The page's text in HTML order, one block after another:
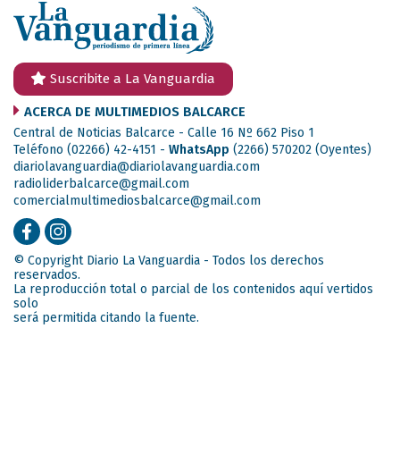
Suscribite a La Vanguardia
ACERCA DE MULTIMEDIOS BALCARCE
Central de Noticias Balcarce - Calle 16 Nº 662 Piso 1
Teléfono (02266) 42-4151 - WhatsApp (2266) 570202 (Oyentes)
diariolavanguardia@diariolavanguardia.com
radioliderbalcarce@gmail.com
comercialmultimediosbalcarce@gmail.com
© Copyright Diario La Vanguardia - Todos los derechos
reservados.
La reproducción total o parcial de los contenidos aquí vertidos
solo
será permitida citando la fuente.